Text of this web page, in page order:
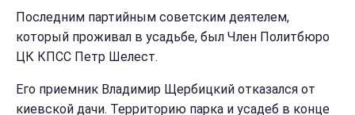
Последним партийным советским деятелем,
который проживал в усадьбе, был Член Политбюро
ЦК КПСС Петр Шелест.
Его приемник Владимир Щербицкий отказался от
киевской дачи. Территорию парка и усадеб в конце